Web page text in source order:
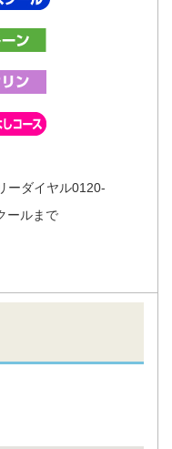
ーダイヤル0120-
ールまで